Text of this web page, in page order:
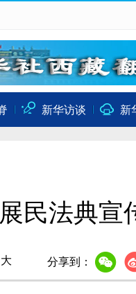
新华访谈 新
民法典宣
大 分享到：